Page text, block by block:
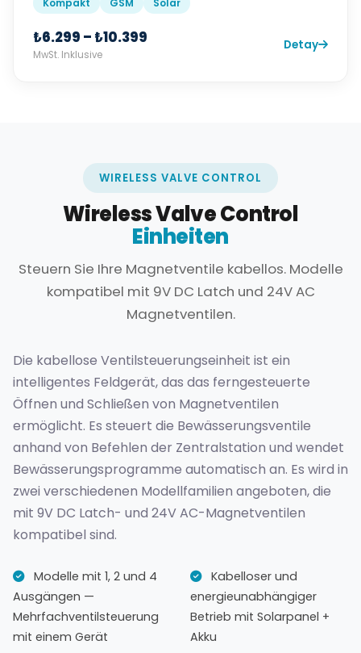
Kompakt GSM Solar
₺6.299 – ₺10.399
MwSt. Inklusive
Detay
WIRELESS VALVE CONTROL
Wireless Valve Control
Einheiten
Steuern Sie Ihre Magnetventile kabellos. Modelle
kompatibel mit 9V DC Latch und 24V AC
Magnetventilen.
Die kabellose Ventilsteuerungseinheit ist ein
intelligentes Feldgerät, das das ferngesteuerte
Öffnen und Schließen von Magnetventilen
ermöglicht. Es steuert die Bewässerungsventile
anhand von Befehlen der Zentralstation und wendet
Bewässerungsprogramme automatisch an. Es wird in
zwei verschiedenen Modellfamilien angeboten, die
mit 9V DC Latch- und 24V AC-Magnetventilen
kompatibel sind.
Modelle mit 1, 2 und 4
Ausgängen —
Mehrfachventilsteuerung
mit einem Gerät
Kabelloser und
energieunabhängiger
Betrieb mit Solarpanel +
Akku